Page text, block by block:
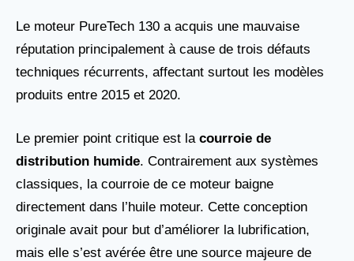
Le moteur PureTech 130 a acquis une mauvaise
réputation principalement à cause de trois défauts
techniques récurrents, affectant surtout les modèles
produits entre 2015 et 2020.
Le premier point critique est la courroie de
distribution humide. Contrairement aux systèmes
classiques, la courroie de ce moteur baigne
directement dans l’huile moteur. Cette conception
originale avait pour but d’améliorer la lubrification,
mais elle s’est avérée être une source majeure de